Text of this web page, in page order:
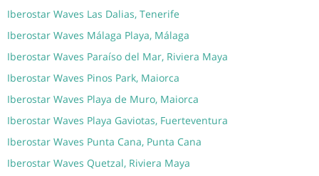
Iberostar Waves Las Dalias, Tenerife
Iberostar Waves Málaga Playa, Málaga
Iberostar Waves Paraíso del Mar, Riviera Maya
Iberostar Waves Pinos Park, Maiorca
Iberostar Waves Playa de Muro, Maiorca
Iberostar Waves Playa Gaviotas, Fuerteventura
Iberostar Waves Punta Cana, Punta Cana
Iberostar Waves Quetzal, Riviera Maya